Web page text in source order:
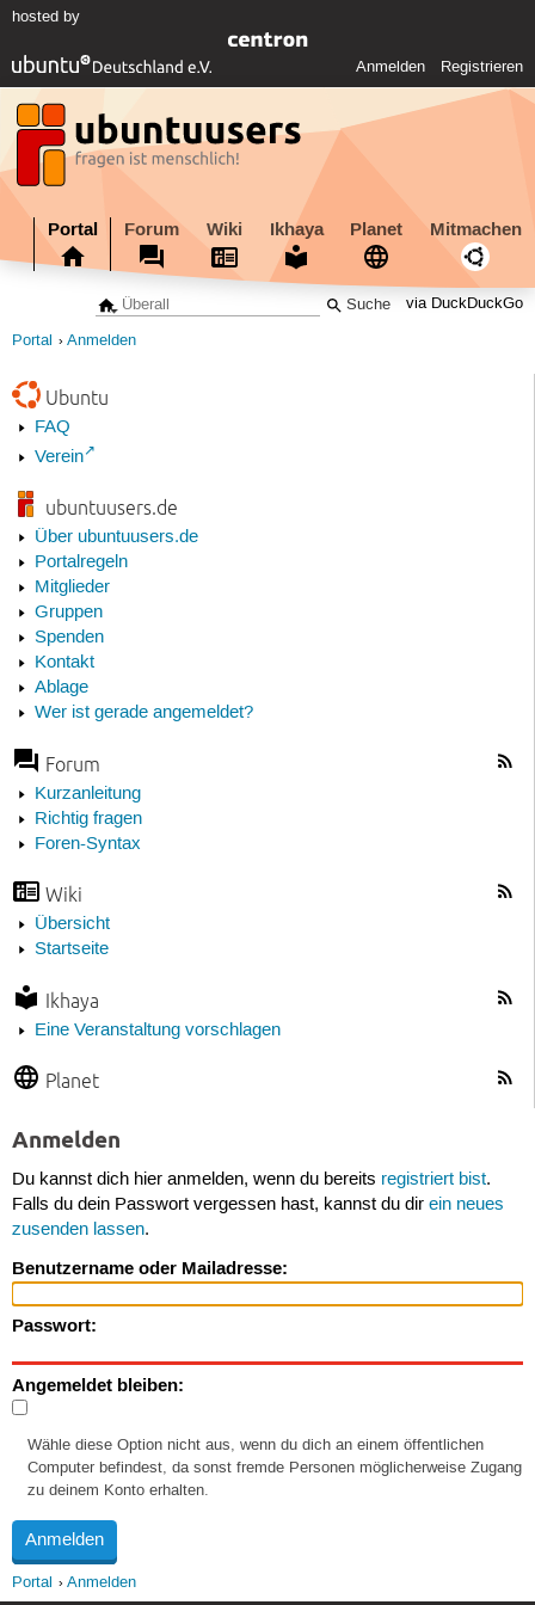
hosted by
Anmelden Registrieren
Portal Forum Wiki Ikhaya Planet Mitmachen
via DuckDuckGo
Portal Anmelden
Ubuntu
FAQ
Verein
ubuntuusers.de
Über ubuntuusers.de
Portalregeln
Mitglieder
Gruppen
Spenden
Kontakt
Ablage
Wer ist gerade angemeldet?
Forum
Kurzanleitung
Richtig fragen
Foren-Syntax
Wiki
Übersicht
Startseite
Ikhaya
Eine Veranstaltung vorschlagen
Planet
Anmelden
Du kannst dich hier anmelden, wenn du bereits registriert bist.
Falls du dein Passwort vergessen hast, kannst du dir ein neues
zusenden lassen.
Benutzername oder Mailadresse:
Passwort:
Angemeldet bleiben:
Wähle diese Option nicht aus, wenn du dich an einem öffentlichen
Computer befindest, da sonst fremde Personen möglicherweise Zugang
zu deinem Konto erhalten.
Portal Anmelden